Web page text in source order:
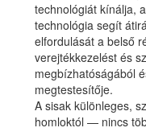
technológiát kínálja,
technológia segít
elfordulását a belső
verejtékkezelést és
megbízhatóságából
megtestesítője.
A sisak különleges,
homloktól — nincs